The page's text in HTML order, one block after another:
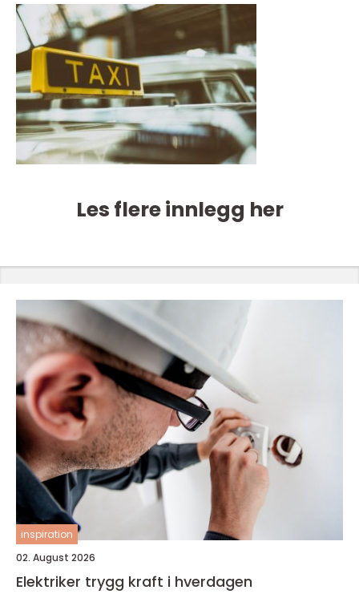
Les flere innlegg her
inspiration
02. August 2026
Elektriker trygg kraft i hverdagen